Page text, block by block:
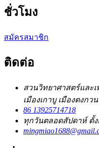
ชั่วโมง
สมัครสมาชิก
ติดต่อ
สวนวิทยาศาสตร์และ
เมืองเกาบู เมืองตงก
86 13925714718
ทุกวันตลอดสัปดาห์ ตั้ง